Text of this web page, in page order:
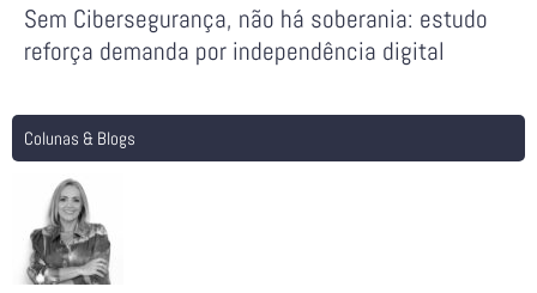
Sem Cibersegurança, não há soberania: estudo
reforça demanda por independência digital
Colunas & Blogs